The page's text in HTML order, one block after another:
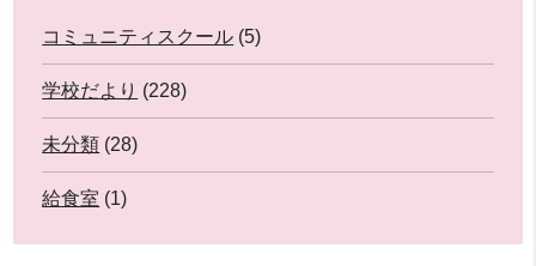
コミュニティスクール (5)
学校だより (228)
未分類 (28)
給食室 (1)